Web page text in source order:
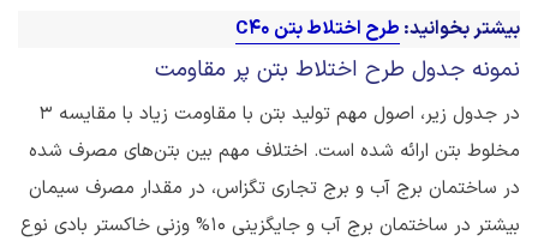
بیشتر بخوانید: طرح اختلاط بتن C40
نمونه جدول طرح اختلاط بتن پر مقاومت
در جدول زیر، اصول مهم تولید بتن با مقاومت زیاد با مقایسه ۳
مخلوط بتن ارائه شده است. اختلاف مهم بین بتن‌های مصرف شده
در ساختمان برج آب و برج تجاری تگزاس، در مقدار مصرف سیمان
بیشتر در ساختمان برج آب و جایگزینی ۱۰% وزنی خاکستر بادی نوع